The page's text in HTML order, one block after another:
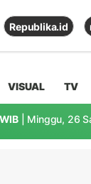
Republika.id
VISUAL TV
| Minggu, 26